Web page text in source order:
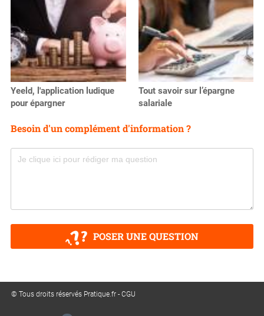
Yeeld, l'application ludique
pour épargner
Tout savoir sur l’épargne
salariale
Besoin d'un complément d'information ?
POSER UNE QUESTION
© Tous droits réservés Pratique.fr -CGU